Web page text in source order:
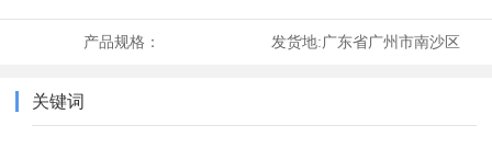
产品规格： 发货地:广东省广州市南沙区
关键词